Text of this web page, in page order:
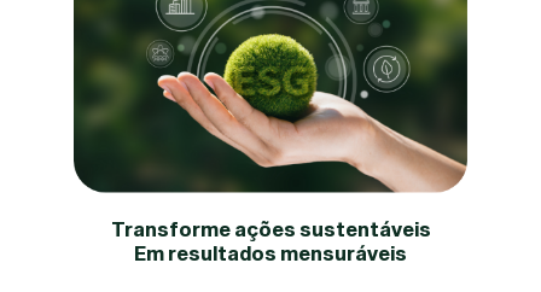
Transforme ações sustentáveis
Em resultados mensuráveis